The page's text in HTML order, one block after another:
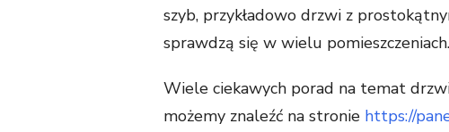
szyb, przykładowo drzwi z
sprawdzą się w wielu pomieszczeniach.
Wiele ciekawych porad na temat
możemy znaleźć na stronie https://